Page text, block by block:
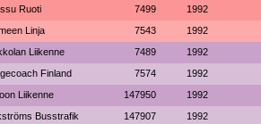
Ruoti 7499 1992
Linja 7543 1992
Liikenne 7489 1992
Finland 7574 1992
Liikenne 147950 1992
Busstrafik 147907 1992